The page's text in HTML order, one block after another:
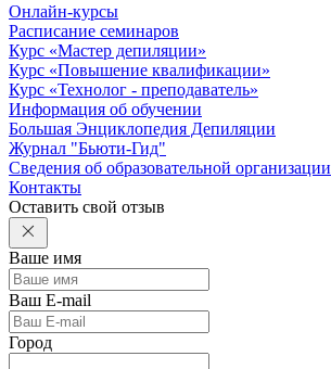
Онлайн-курсы
Расписание семинаров
Курс «Мастер депиляции»
Курс «Повышение квалификации»
Курс «Технолог - преподаватель»
Информация об обучении
Большая Энциклопедия Депиляции
Журнал "Бьюти-Гид"
Сведения об образовательной организации
Контакты
Оставить свой отзыв
Ваше имя
Ваш E-mail
Город